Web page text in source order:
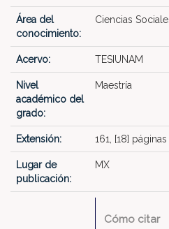
Área del
conocimiento:
Ciencias
Acervo: TESIUNAM
Nivel
académico del
grado:
Maestría
Extensión: 161, [18] páginas
Lugar de
publicación:
MX
Cómo citar